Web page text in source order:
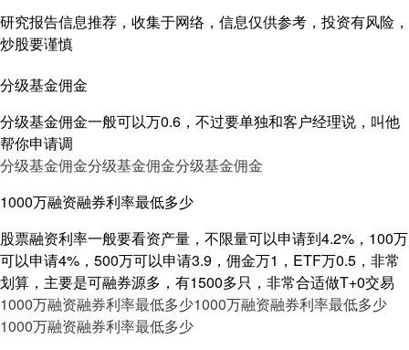
研究报告信息推荐，收集于网络，信息仅供参考，投资有风险，
炒股要谨慎
分级基金佣金
分级基金佣金一般可以万0.6，不过要单独和客户经理说，叫他
帮你申请调
分级基金佣金分级基金佣金分级基金佣金
1000万融资融券利率最低多少
股票融资利率一般要看资产量，不限量可以申请到4.2%，100万
可以申请4%，500万可以申请3.9，佣金万1，ETF万0.5，非常
划算，主要是可融券源多，有1500多只，非常合适做T+0交易
1000万融资融券利率最低多少1000万融资融券利率最低多少
1000万融资融券利率最低多少